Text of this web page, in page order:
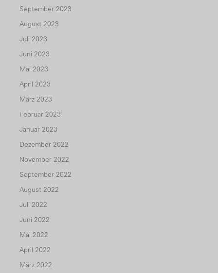
September 2023
August 2023
Juli 2023
Juni 2023
Mai 2023
April 2023
März 2023
Februar 2023
Januar 2023
Dezember 2022
November 2022
September 2022
August 2022
Juli 2022
Juni 2022
Mai 2022
April 2022
März 2022